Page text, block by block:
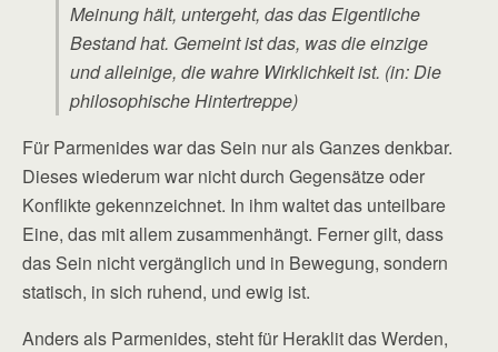
Meinung hält, untergeht, das das Eigentliche
Bestand hat. Gemeint ist das, was die einzige
und alleinige, die wahre Wirklichkeit ist. (in: Die
philosophische Hintertreppe)
Für Parmenides war das Sein nur als Ganzes denkbar.
Dieses wiederum war nicht durch Gegensätze oder
Konflikte gekennzeichnet. In ihm waltet das unteilbare
Eine, das mit allem zusammenhängt. Ferner gilt, dass
das Sein nicht vergänglich und in Bewegung, sondern
statisch, in sich ruhend, und ewig ist.
Anders als Parmenides, steht für Heraklit das Werden,